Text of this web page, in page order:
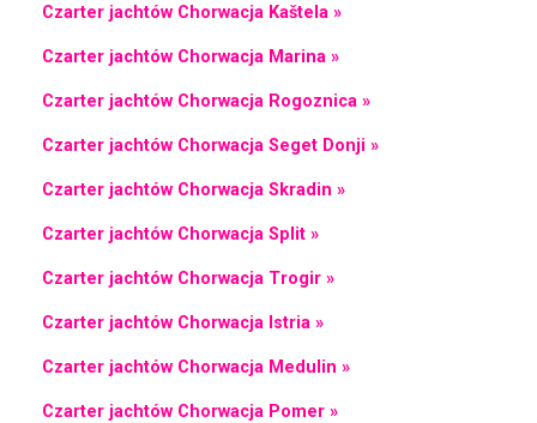
Czarter jachtów Chorwacja Kaštela »
Czarter jachtów Chorwacja Marina »
Czarter jachtów Chorwacja Rogoznica »
Czarter jachtów Chorwacja Seget Donji »
Czarter jachtów Chorwacja Skradin »
Czarter jachtów Chorwacja Split »
Czarter jachtów Chorwacja Trogir »
Czarter jachtów Chorwacja Istria »
Czarter jachtów Chorwacja Medulin »
Czarter jachtów Chorwacja Pomer »